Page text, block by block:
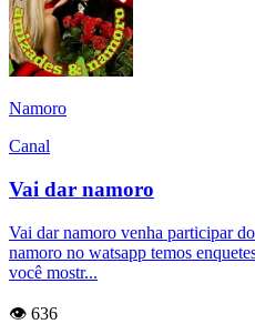
Namoro
Canal
Vai dar namoro
Vai dar namoro venha participar
namoro no watsapp temos
você mostr...
👁️ 636